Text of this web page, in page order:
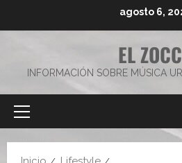
agosto 6,
EL
INFORMACIÓN SOBRE MÚSICA
Menú